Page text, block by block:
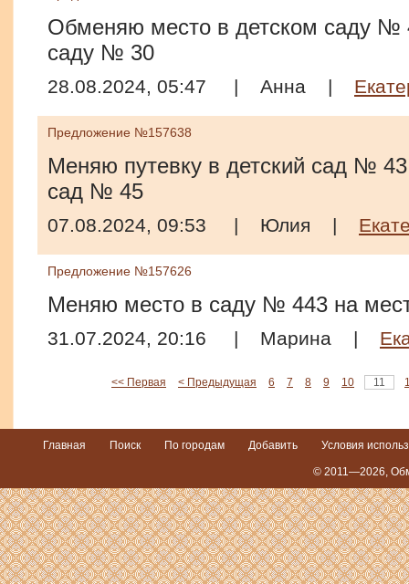
Обменяю место в детском саду №
саду № 30
28.08.2024, 05:47 | Анна |
Предложение №157638
Меняю путевку в детский сад № 43
сад № 45
07.08.2024, 09:53 | Юлия |
Предложение №157626
Меняю место в саду № 443 на
31.07.2024, 20:16 | Марина |
<< Первая < Предыдущая 6 7 8 9 10 11
Главная Поиск По городам Добавить Условия
© 2011—2026,